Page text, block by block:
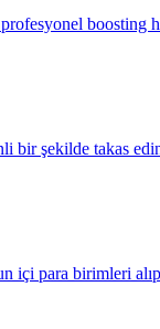
boosting
bir şekilde takas
içi para birimleri alıp